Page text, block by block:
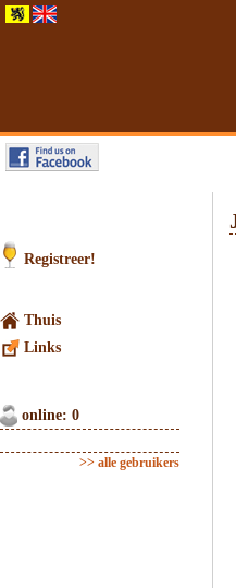
Registreer!
Thuis
Links
online: 0
>> alle gebruikers